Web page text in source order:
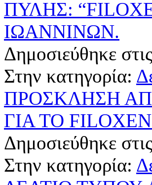
ΠΥΛΗΣ:
ΙΩΑΝΝΙΝΩΝ.
Δημοσιεύθηκε
Στην κατηγορία:
ΠΡΟΣΚΛΗΣΗ
ΓΙΑ ΤΟ
Δημοσιεύθηκε
Στην κατηγορία: